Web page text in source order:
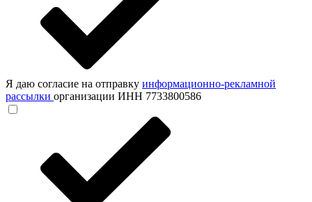
Я даю согласие на отправку информационно-рекламной
рассылки организации ИНН 7733800586